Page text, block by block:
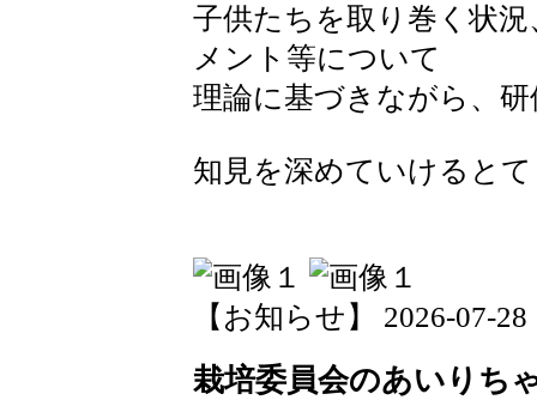
子供たちを取り巻く状
メント等について
理論に基づきながら、
知見を深めていけると
【お知らせ】 2026-07-28
栽培委員会のあいりち